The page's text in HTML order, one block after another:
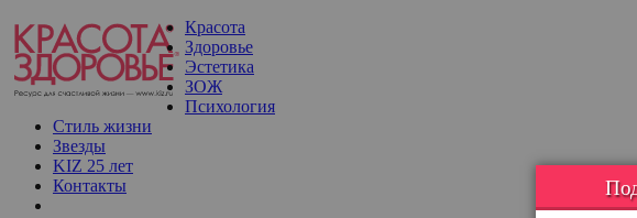
Красота
Здоровье
Эстетика
ЗОЖ
Психология
Стиль жизни
Звезды
KIZ 25 лет
Контакты